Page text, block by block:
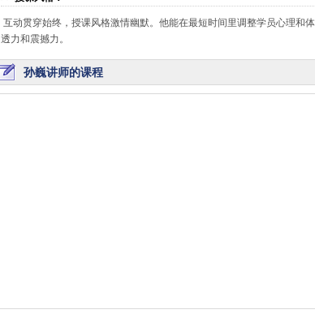
互动贯穿始终，授课风格激情幽默。他能在最短时间里调整学员心理和
透力和震撼力。
孙巍讲师的课程